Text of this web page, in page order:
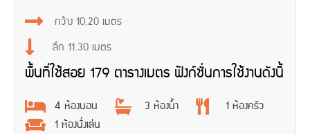
กว้าง 10.20 เมตร
ลึก 11.30 เมตร
พื้นที่ใช้สอย 179 ตารางเมตร ฟังก์ชั่นการใช้งานดังนี้
4 ห้องนอน 3 ห้องน้ำ
1 ห้องครัว
1 ห้องนั่งเล่น